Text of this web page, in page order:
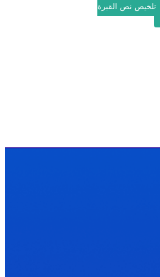
تلخيص نص القبرة